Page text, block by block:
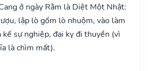
ở ngày Rằm là Diệt Một Nhật:
lập lò gốm lò nhuộm, vào làm
kế sự nghiệp, đại kỵ đi thuyền (vì
là chìm mất).